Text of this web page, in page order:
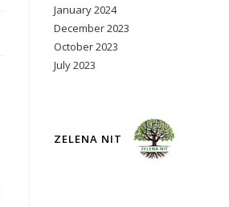
January 2024
December 2023
October 2023
July 2023
ZELENA NIT